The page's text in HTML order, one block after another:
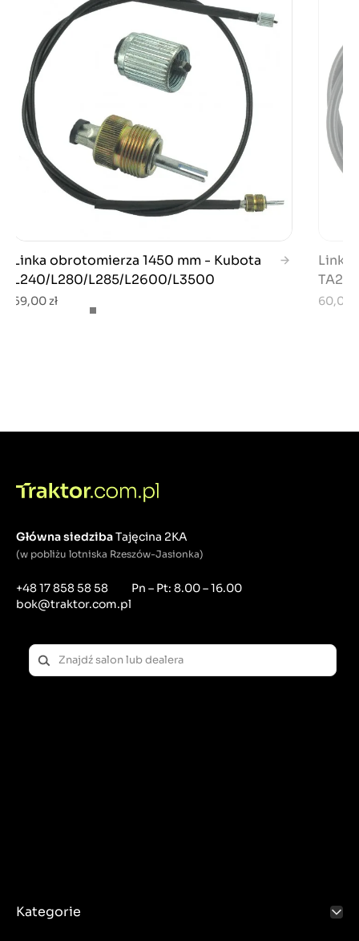
Linka obrotomierza 1450 mm - Kubota
L240/L280/L285/L2600/L3500
59,00 zł
Linka
60,00
Główna siedzibaTajęcina 2KA
(w pobliżu lotniska Rzeszów-Jasionka)
+48 17 858 58 58
bok@traktor.com.pl
Pn – Pt: 8.00 – 16.00
Kategorie